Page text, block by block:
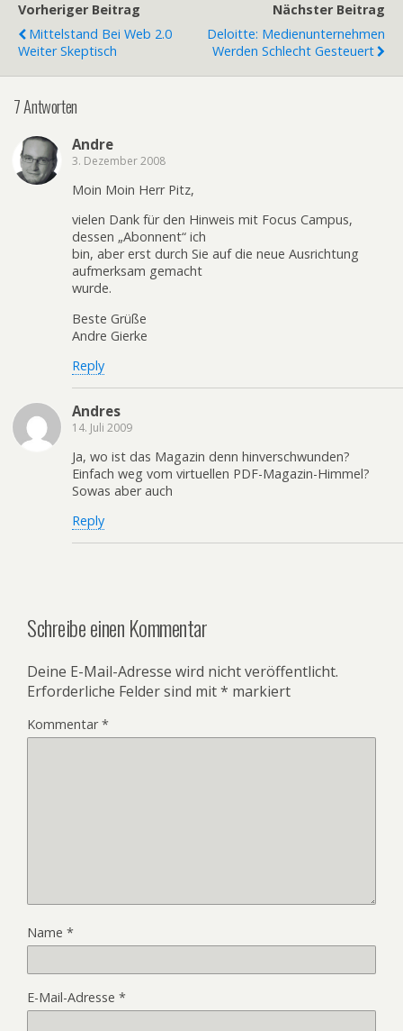
Vorheriger Beitrag
Mittelstand Bei Web 2.0
Weiter Skeptisch
Nächster Beitrag
Deloitte: Medienunternehmen
Werden Schlecht Gesteuert
7 Antworten
Andre
3. Dezember 2008
Moin Moin Herr Pitz,
vielen Dank für den Hinweis mit Focus Campus,
dessen „Abonnent“ ich
bin, aber erst durch Sie auf die neue Ausrichtung
aufmerksam gemacht
wurde.
Beste Grüße
Andre Gierke
Reply
Andres
14. Juli 2009
Ja, wo ist das Magazin denn hinverschwunden?
Einfach weg vom virtuellen PDF-Magazin-Himmel?
Sowas aber auch
Reply
Schreibe einen Kommentar
Deine E-Mail-Adresse wird nicht veröffentlicht.
Erforderliche Felder sind mit* markiert
Kommentar*
Name *
E-Mail-Adresse *